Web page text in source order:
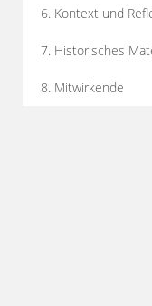
6. Kontext und
7. Historisches
8. Mitwirkende